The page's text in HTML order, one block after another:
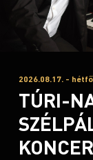
2026.08.17. -
TÚRI-